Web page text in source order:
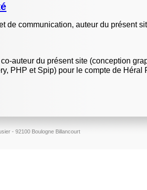
de communication, auteur du présent
auteur du présent site (conception
PHP et Spip) pour le compte de Héral
- 92100 Boulogne Billancourt